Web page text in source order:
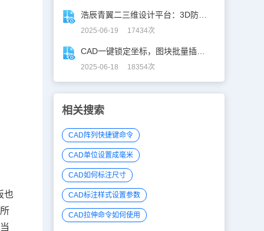
也
2025-06-19 17434次
2025-06-18 18354次
相关搜索
CAD阵列快捷键命令
CAD单位设置成毫米
CAD如何标注尺寸
CAD标注样式设置参数
CAD拉伸命令如何使用